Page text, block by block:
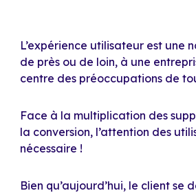
L’expérience utilisateur est une
de près ou de loin, à une
centre des préoccupations de
Face à la multiplication des
la conversion, l’attention des
nécessaire !
Bien qu’aujourd’hui, le client